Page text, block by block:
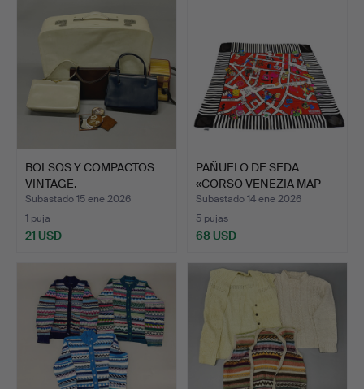
BOLSOS Y COMPACTOS
VINTAGE.
Subastado 15 ene 2026
1 puja
21 USD
PAÑUELO DE SEDA
«CORSO VENEZIA MAP
PRINT» …
Subastado 14 ene 2026
5 pujas
68 USD